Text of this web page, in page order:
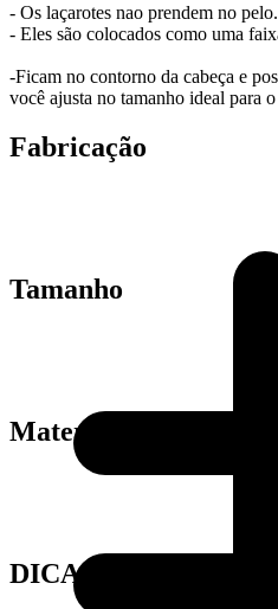
- Os laçarotes nao prendem no pelo.
- Eles são colocados como uma
-Ficam no contorno da cabeça e
você ajusta no tamanho ideal para
Fabricação
Tamanho
Material
DICAS